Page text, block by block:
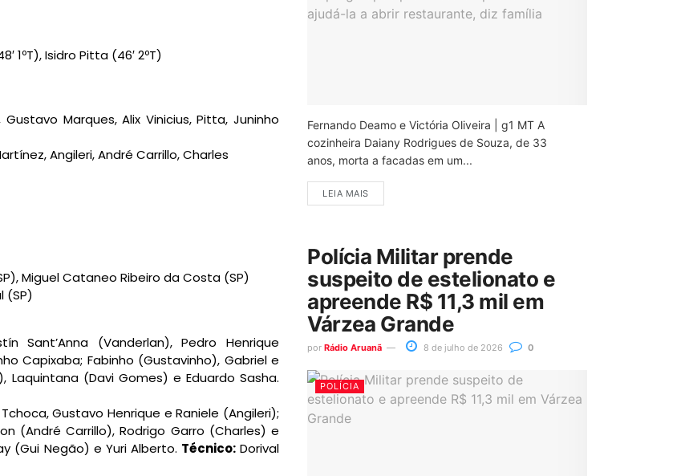
1ºT), Isidro Pitta (46′ 2ºT)
Gustavo Marques, Alix Vinicius, Pitta, Juninho
Angileri, André Carrillo, Charles
Miguel Cataneo Ribeiro da Costa (SP)
(SP)
Sant’Anna (Vanderlan), Pedro Henrique
Capixaba; Fabinho (Gustavinho), Gabriel e
Laquintana (Davi Gomes) e Eduardo Sasha.
Gustavo Henrique e Raniele (Angileri);
(André Carrillo), Rodrigo Garro (Charles) e
(Gui Negão) e Yuri Alberto. Técnico:Dorival
Fernando Deamo e Victória Oliveira | g1 MT A
cozinheira Daiany Rodrigues de Souza, de 33
anos, morta a facadas em um...
LEIA MAIS
Polícia Militar prende
suspeito de estelionato e
apreende R$ 11,3 mil em
Várzea Grande
por Rádio Aruanã 8 de julho de 2026 0
POLÍCIA